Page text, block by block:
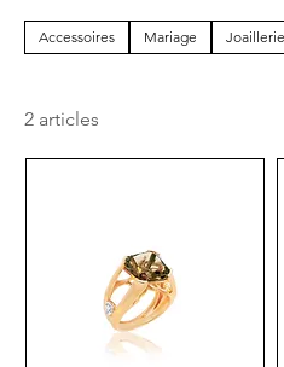
Accessoires Mariage Joaillerie
2 articles